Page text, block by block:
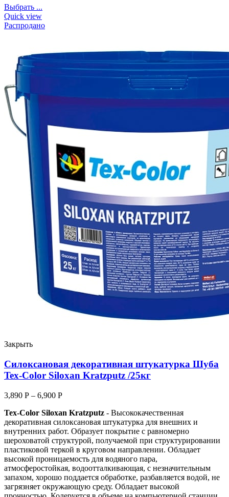
Выбрать ...
Quick view
Распродано
Закрыть
Силоксановая декоративная штукатурка Шуба
Tex-Color Siloxan Kratzputz /25кг
3,890 Р – 6,900 Р
Tex-Color Siloxan Kratzputz - Высококачественная
декоративная силоксановая штукатурка для внешних и
внутренних работ. Образует покрытие с равномерно
шероховатой структурой, получаемой при структурировании
пластиковой теркой в круговом направлении. Обладает
высокой проницаемость для водяного пара,
атмосферостойкая, водоотталкивающая, с незначительным
запахом, хорошо поддается обработке, разбавляется водой, не
загрязняет окружающую среду. Обладает высокой